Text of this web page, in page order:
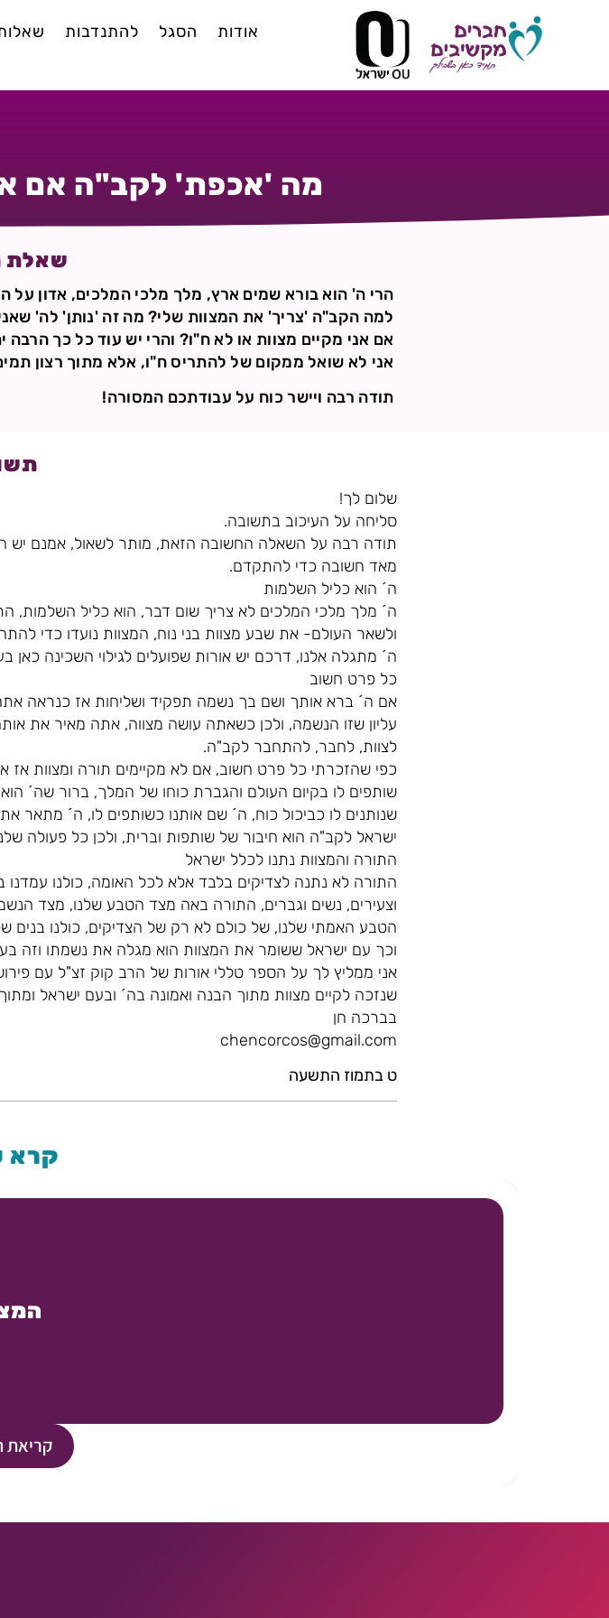
אודות הסגל להתנדבות
מה 'אכפת' לקב"ה אם
שאלת
הרי ה' הוא בורא שמים ארץ, מלך מלכי המלכים, אדון על
למה הקב"ה 'צריך' את המצוות שלי? מה זה 'נותן' לה'
אם אני מקיים מצוות או לא ח"ו? והרי יש עוד כל כך
אני לא שואל ממקום של להתריס ח"ו, אלא מתוך רצון
תודה רבה ויישר כוח על עבודתכם המסורה!
שלום לך!
סליחה על העיכוב בתשובה.
תודה רבה על השאלה החשובה הזאת, מותר לשאול, אמנם יש
מאד חשובה כדי להתקדם.
ה´ הוא כליל השלמות
ה´ מלך מלכי המלכים לא צריך שום דבר, הוא כליל השלמות,
ולשאר העולם- את שבע מצוות בני נוח, המצוות נועדו כדי
ה´ מתגלה אלנו, דרכם יש אורות שפועלים לגילוי השכינה כאן
כל פרט חשוב
אם ה´ ברא אותך ושם בך נשמה תפקיד ושליחות אז כנראה
עליון שזו הנשמה, ולכן כשאתה עושה מצווה, אתה מאיר את
לצוות, לחבר, להתחבר לקב"ה.
כפי שהזכרתי כל פרט חשוב, אם לא מקיימים תורה ומצוות
שותפים לו בקיום העולם והגברת כוחו של המלך, ברור שה´
שנותנים לו כביכול כוח, ה´ שם אותנו כשותפים לו, ה´ מתאר
ישראל לקב"ה הוא חיבור של שותפות וברית, ולכן כל פעולה
התורה והמצוות נתנו לכלל ישראל
התורה לא נתנה לצדיקים בלבד אלא לכל האומה, כולנו עמדנו
וצעירים, נשים וגברים, התורה באה מצד הטבע שלנו, מצד
הטבע האמתי שלנו, של כולם לא רק של הצדיקים, כולנו בנים
וכך עם ישראל ששומר את המצוות הוא מגלה את נשמתו וזה
אני ממליץ לך על הספר טללי אורות של הרב קוק זצ"ל עם
שנזכה לקיים מצוות מתוך הבנה ואמונה בה´ ובעם ישראל
בברכה חן
chencorcos@gmail.com
ט בתמוז התשעה
קרא
קריאת